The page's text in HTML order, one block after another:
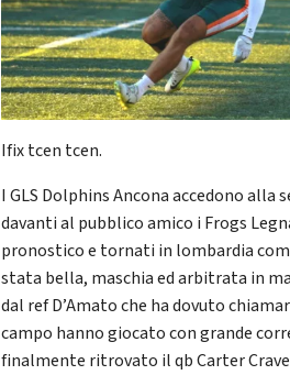
Ifix tcen tcen.
I GLS Dolphins Ancona accedono
davanti al pubblico amico i Frogs
pronostico e tornati in lombardia
stata bella, maschia ed arbitrata in
dal ref D’Amato che ha dovuto
campo hanno giocato con grande
finalmente ritrovato il qb Carter